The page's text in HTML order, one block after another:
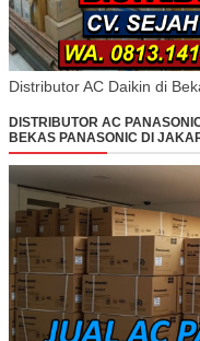
Distributor AC Daikin di
DISTRIBUTOR AC
BEKAS PANASONIC DI